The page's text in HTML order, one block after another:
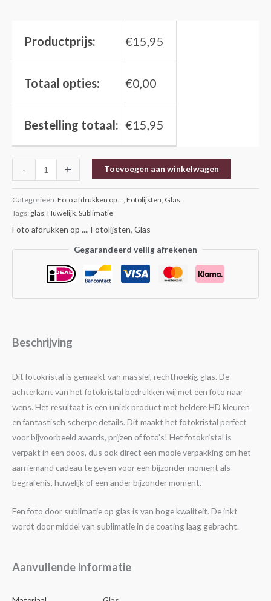
Productprijs: €15,95
Totaal opties: €0,00
Bestelling totaal: €15,95
- + Toevoegen aan winkelwagen
Categorieën: Foto afdrukken op ... Fotolijsten Glas
Tags: glas Huwelijk Sublimatie
Foto afdrukken op ..., Fotolijsten, Glas
Gegarandeerd veilig afrekenen
Beschrijving
Dit fotokristal is gemaakt van massief, rechthoekig glas. De
achterkant van het fotokristal bedrukken wij met een foto naar
wens. Het resultaat is een uniek product met heldere HD kleuren
en fantastisch scherpe details. Dit maakt het fotokristal perfect
voor bijvoorbeeld awards, prijzen of foto’s! Het fotokristal is
verpakt in een doos, dus ook direct een mooie verpakking om het
aan iemand cadeau te geven voor een bijzonder moment als
begrafenis, huwelijk of een ander bijzonder moment.
Een foto door sublimatie op glas is van hoge kwaliteit. De inkt
wordt door middel van sublimatie in de coating laag gebracht.
Aanvullende informatie